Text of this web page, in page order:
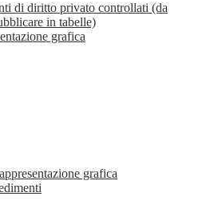
di diritto privato controllati (da
in tabelle)
grafica
grafica